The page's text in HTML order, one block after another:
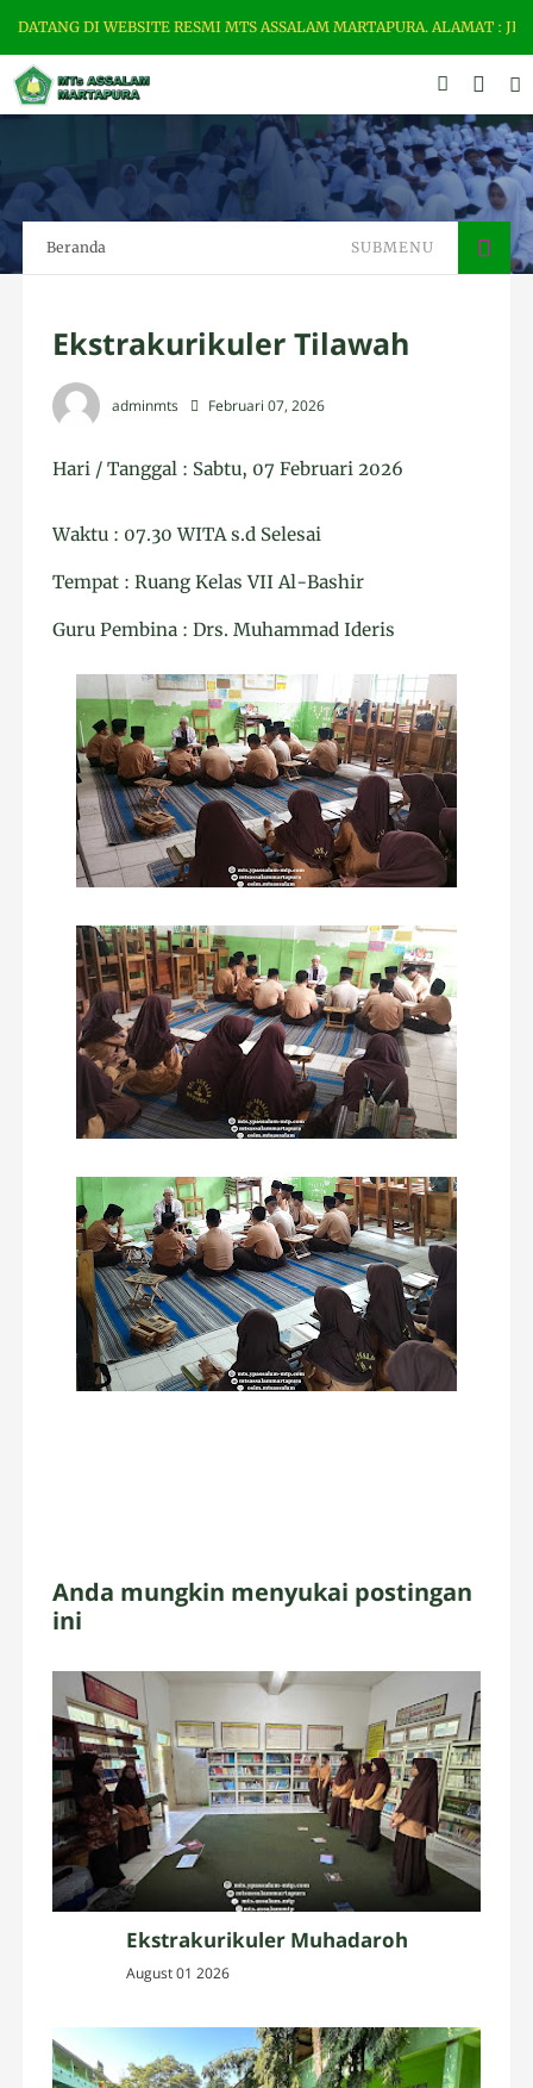
DI WEBSITE RESMI MTS ASSALAM MARTAPURA. ALAMAT : JL.
Beranda SUBMENU
Ekstrakurikuler Tilawah
adminmts Februari 07, 2026
Hari / Tanggal : Sabtu, 07 Februari 2026
Waktu : 07.30 WITA s.d Selesai
Tempat : Ruang Kelas VII Al-Bashir
Guru Pembina : Drs. Muhammad Ideris
Anda mungkin menyukai postingan
ini
Ekstrakurikuler Muhadaroh
August 01 2026